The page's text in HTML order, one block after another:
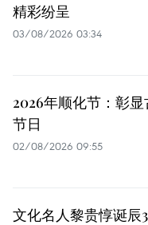
精彩纷呈
03/08/2026 03:34
2026年顺化节：彰
节日
02/08/2026 09:55
文化名人黎贵惇诞辰